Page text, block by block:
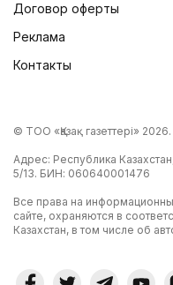
Договор оферты
Реклама
Контакты
© ТОО «Қазақ газеттері» 2026.
Адрес: Республика
5/13. БИН: 060640001476
Все права на
сайте, охраняются в
Казахстан, в том числе об